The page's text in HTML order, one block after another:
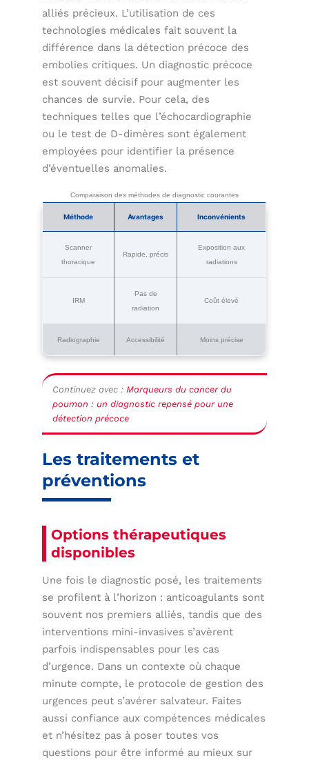
alliés précieux. L’utilisation de ces
technologies médicales fait souvent la
différence dans la détection précoce des
embolies critiques. Un diagnostic précoce
est souvent décisif pour augmenter les
chances de survie. Pour cela, des
techniques telles que l’échocardiographie
ou le test de D-dimères sont également
employées pour identifier la présence
d’éventuelles anomalies.
Comparaison des méthodes de diagnostic courantes
Méthode Avantages Inconvénients
Scanner
thoracique
Rapide, précis
Exposition aux
radiations
IRM
Pas de
radiation
Coût élevé
Radiographie Accessibilité Moins précise
Continuez avec : Marqueurs du cancer du
poumon : un diagnostic repensé pour une
détection précoce
Les traitements et
préventions
Options thérapeutiques
disponibles
Une fois le diagnostic posé, les traitements
se profilent à l’horizon : anticoagulants sont
souvent nos premiers alliés, tandis que des
interventions mini-invasives s’avèrent
parfois indispensables pour les cas
d’urgence. Dans un contexte où chaque
minute compte, le protocole de gestion des
urgences peut s’avérer salvateur. Faites
aussi confiance aux compétences médicales
et n’hésitez pas à poser toutes vos
questions pour être informé au mieux sur